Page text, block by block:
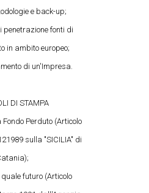
e back-up;
penetrazione fonti di
in ambito europeo;
di un'Impresa.
DI STAMPA
Perduto (Articolo
sulla "SICILIA" di
futuro (Articolo